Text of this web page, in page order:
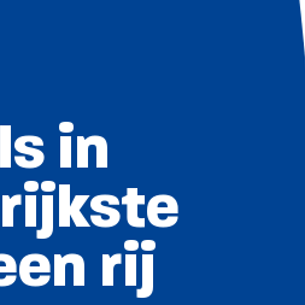
in
rij